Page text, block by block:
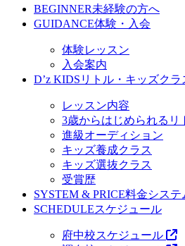
BEGINNER未経験の方へ
GUIDANCE体験・入会
体験レッスン
入会案内
D’z KIDS リトル・キッズクラ
レッスン内容
3歳からはじめられるリ
進級オーディション
キッズ養成クラス
キッズ選抜クラス
受賞歴
SYSTEM & PRICE料金システ
SCHEDULEスケジュール
府中校スケジュール